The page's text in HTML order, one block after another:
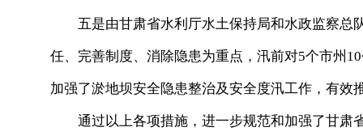
五是由甘肃省水利厅水土保持局和水政监察总
任、完善制度、消除隐患为重点，汛前对5个市州
加强了淤地坝安全隐患整治及安全度汛工作，有效
通过以上各项措施，进一步规范和加强了甘肃